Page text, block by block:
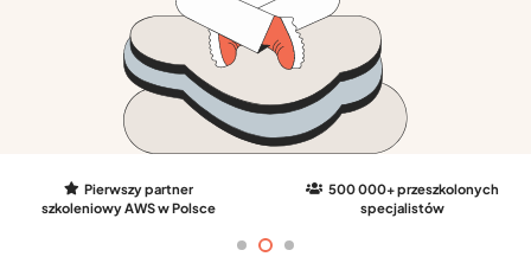
Pierwszy partner
szkoleniowy AWS w Polsce
500 000+ przeszkolonych
specjalistów